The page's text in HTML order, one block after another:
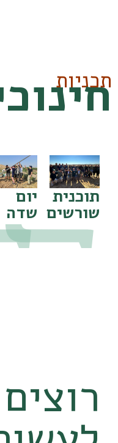
יום
שדה